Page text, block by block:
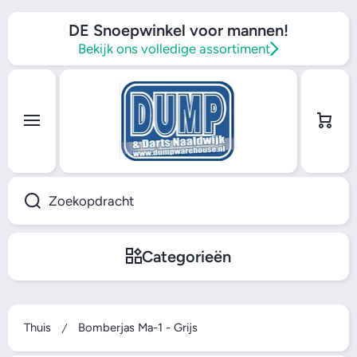
Ga naar inhoudDE Snoepwinkel voor mannen!
Bekijk ons volledige assortiment
Zoekopdracht
wagen
Categorieën
Thuis Bomberjas Ma-1 - Grijs